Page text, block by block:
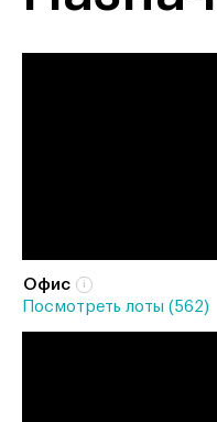
Офис
Посмотреть лоты (562)